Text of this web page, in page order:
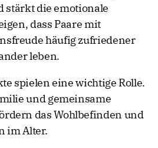
stärkt die emotionale
dass Paare mit
häufig zufriedener
leben.
spielen eine wichtige Rolle.
und gemeinsame
das Wohlbefinden und
im Alter.